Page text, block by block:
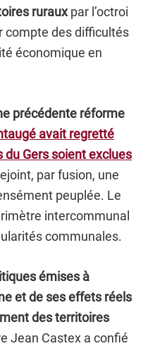
rurauxpar l’octroi
compte des difficultés
économique en
précédente réforme
avait regretté
Gers soient exclues
par fusion, une
peuplée. Le
intercommunal
communales.
émises à
et de ses effets réels
des territoires
Jean Castex a confié